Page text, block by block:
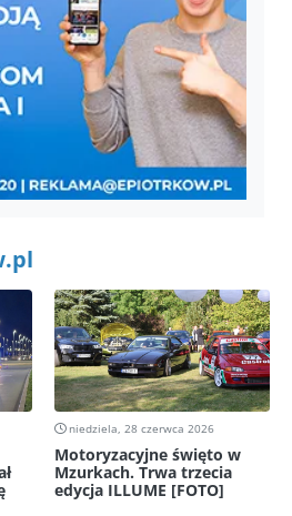
niedziela, 28 czerwca 2026
Motoryzacyjne święto w
Mzurkach. Trwa trzecia
edycja ILLUME [FOTO]